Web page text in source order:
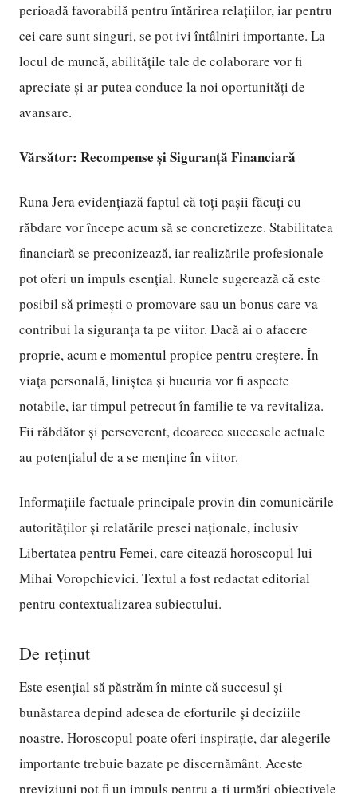
perioadă favorabilă pentru întărirea relațiilor, iar pentru
cei care sunt singuri, se pot ivi întâlniri importante. La
locul de muncă, abilitățile tale de colaborare vor fi
apreciate și ar putea conduce la noi oportunități de
avansare.
Vărsător: Recompense și Siguranță Financiară
Runa Jera evidențiază faptul că toți pașii făcuți cu
răbdare vor începe acum să se concretizeze. Stabilitatea
financiară se preconizează, iar realizările profesionale
pot oferi un impuls esențial. Runele sugerează că este
posibil să primești o promovare sau un bonus care va
contribui la siguranța ta pe viitor. Dacă ai o afacere
proprie, acum e momentul propice pentru creștere. În
viața personală, liniștea și bucuria vor fi aspecte
notabile, iar timpul petrecut în familie te va revitaliza.
Fii răbdător și perseverent, deoarece succesele actuale
au potențialul de a se menține în viitor.
Informațiile factuale principale provin din comunicările
autorităților și relatările presei naționale, inclusiv
Libertatea pentru Femei, care citează horoscopul lui
Mihai Voropchievici. Textul a fost redactat editorial
pentru contextualizarea subiectului.
De reținut
Este esențial să păstrăm în minte că succesul și
bunăstarea depind adesea de eforturile și deciziile
noastre. Horoscopul poate oferi inspirație, dar alegerile
importante trebuie bazate pe discernământ. Aceste
previziuni pot fi un impuls pentru a-ți urmări obiectivele